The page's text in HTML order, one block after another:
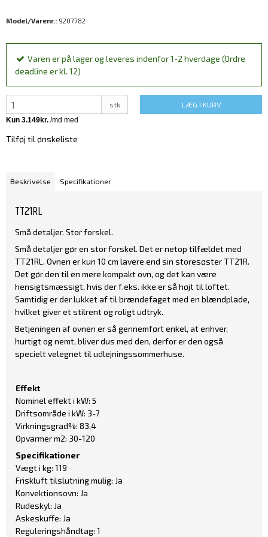
Model/Varenr.: 9207782
Varen er på lager og leveres indenfor 1-2 hverdage (Ordre
deadline er kl. 12)
stk LÆG I KURV
Tilføj til ønskeliste
Beskrivelse Specifikationer
TT21RL
Små detaljer. Stor forskel.
Små detaljer gør en stor forskel. Det er netop tilfældet med
TT21RL. Ovnen er kun 10 cm lavere end sin storesøster TT21R.
Det gør den til en mere kompakt ovn, og det kan være
hensigtsmæssigt, hvis der f.eks. ikke er så højt til loftet.
Samtidig er der lukket af til brændefaget med en blændplade,
hvilket giver et stilrent og roligt udtryk.
Betjeningen af ovnen er så gennemført enkel, at enhver,
hurtigt og nemt, bliver dus med den, derfor er den også
specielt velegnet til udlejningssommerhuse.
Effekt
Nominel effekt i kW: 5
Driftsområde i kW: 3-7
Virkningsgrad%: 83,4
Opvarmer m2: 30-120
Specifikationer
Vægt i kg: 119
Friskluft tilslutning mulig: Ja
Konvektionsovn: Ja
Rudeskyl: Ja
Askeskuffe: Ja
Reguleringshåndtag: 1